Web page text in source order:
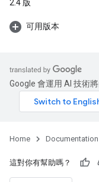
2.4 版
可用版本
Google 會運用 AI 技術
Home Documentation
這對你有幫助嗎？